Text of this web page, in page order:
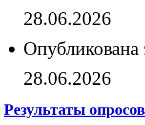
28.06.2026
Опубликована
28.06.2026
Результаты